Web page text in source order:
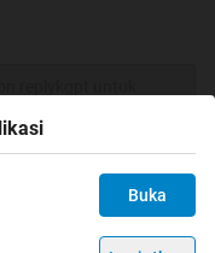
tombol
Buka